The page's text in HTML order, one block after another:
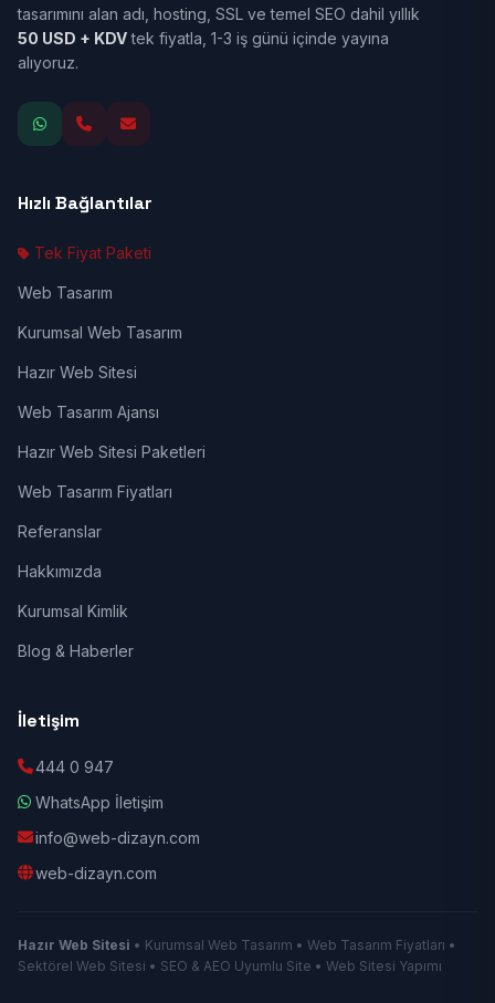
tasarımını alan adı, hosting, SSL ve temel SEO dahil yıllık
50 USD + KDVtek fiyatla, 1-3 iş günü içinde yayına
alıyoruz.
Hızlı Bağlantılar
Tek Fiyat Paketi
Web Tasarım
Kurumsal Web Tasarım
Hazır Web Sitesi
Web Tasarım Ajansı
Hazır Web Sitesi Paketleri
Web Tasarım Fiyatları
Referanslar
Hakkımızda
Kurumsal Kimlik
Blog & Haberler
İletişim
444 0 947
WhatsApp İletişim
info@web-dizayn.com
web-dizayn.com
Hazır Web Sitesi • Kurumsal Web Tasarım • Web Tasarım Fiyatları •
Sektörel Web Sitesi • SEO & AEO Uyumlu Site • Web Sitesi Yapımı